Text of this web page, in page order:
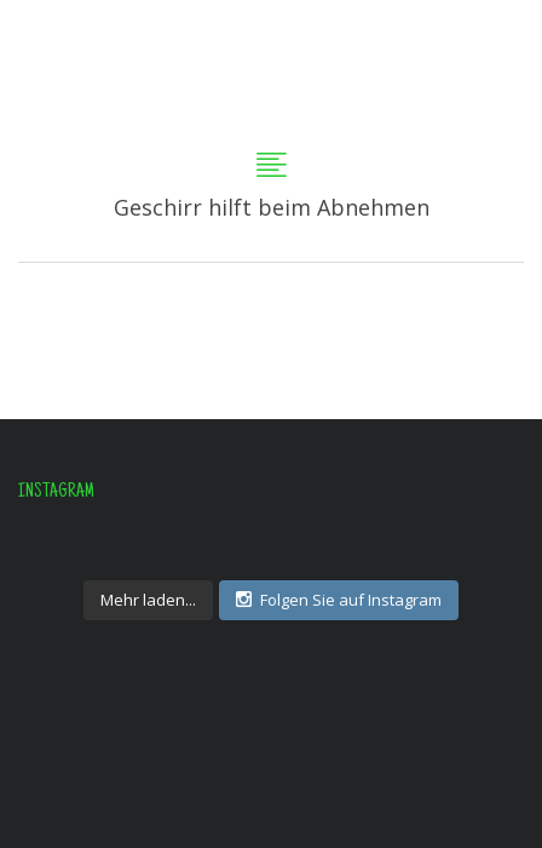
Geschirr hilft beim Abnehmen
INSTAGRAM
Mehr laden... Folgen Sie auf Instagram